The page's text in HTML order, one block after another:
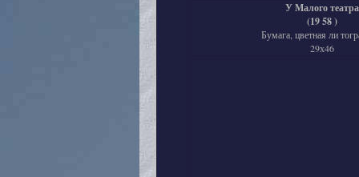
У Малого театра
(19 58 )
Бумага, цветная ли
29х46